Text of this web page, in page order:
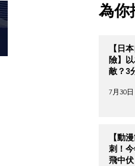
為你
【日
險】
敵？3
7月30日
【動
刺！
飛中